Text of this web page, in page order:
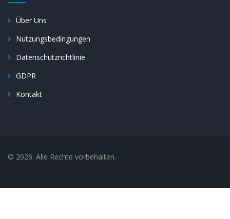
Über Uns
Nutzungsbedingungen
Datenschutzrichtlinie
GDPR
Kontakt
© 2026. Alle Rechte vorbehalten.